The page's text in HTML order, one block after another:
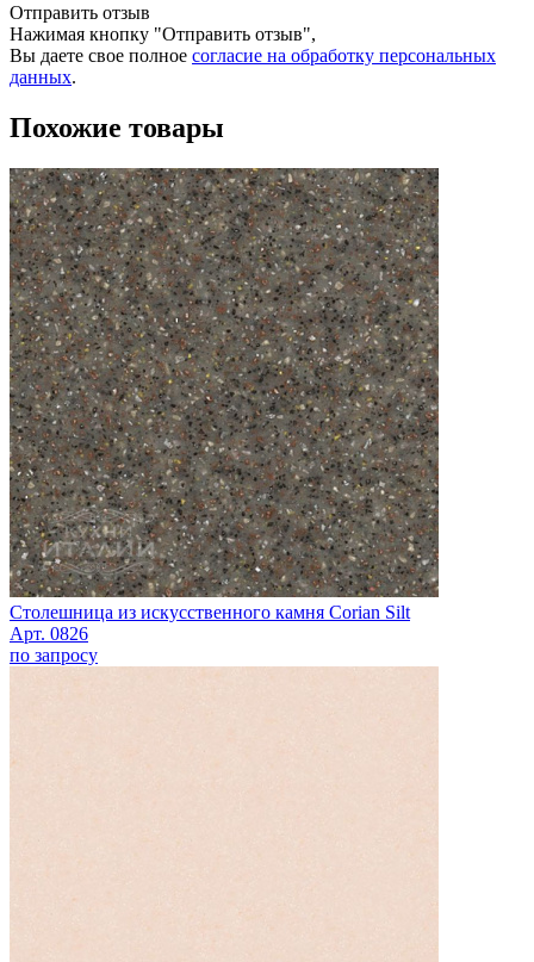
Отправить отзыв
Нажимая кнопку "Отправить отзыв",
Вы даете свое полное согласие на обработку персональных
данных.
Похожие товары
Столешница из искусственного камня Corian Silt
Арт. 0826
по запросу